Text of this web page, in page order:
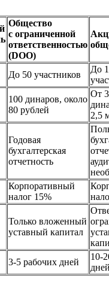
Общество
с ограниченной
ответственностью
(DOO)
До 50 участников
До
100 динаров, около
80 рублей
От
2,5
Годовая
бухгалтерская
отчетность
Корпоративный
налог 15%
Только вложенный
уставный капитал
3-5 рабочих дней
10-